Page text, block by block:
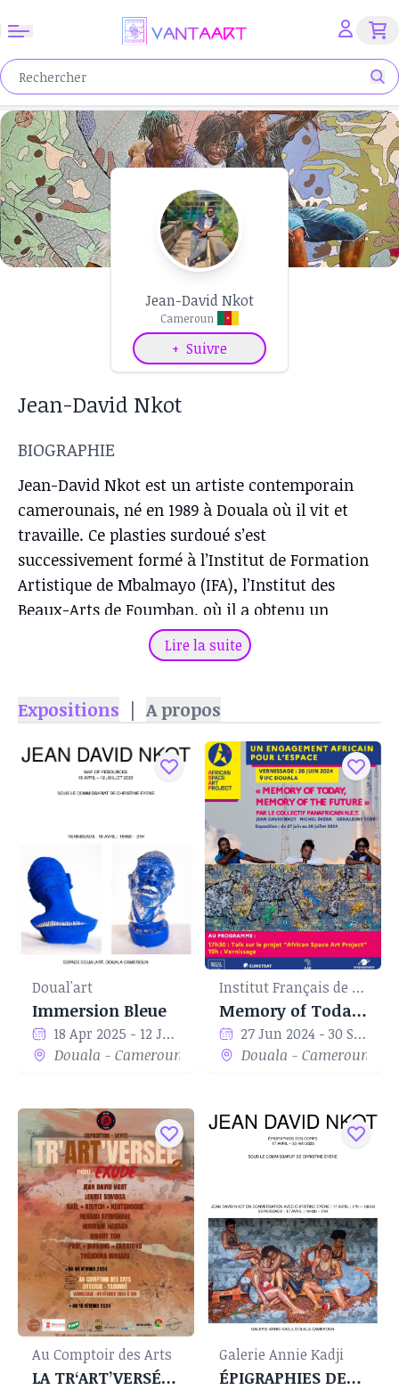
Jean-David Nkot
Cameroun
+ Suivre
Jean-David Nkot
BIOGRAPHIE
Jean-David Nkot est un artiste contemporain
camerounais, né en 1989 à Douala où il vit et
travaille. Ce plasties surdoué s’est
successivement formé à l’Institut de Formation
Artistique de Mbalmayo (IFA), l’Institut des
Beaux-Arts de Foumban, où il a obtenu un
diplôme de dessin/peinture. En 2017, il rejoint le
Post Master « Moving Frontiers » organisé par l’
sur le thème des frontières. Tout au long de sa
plusieurs distinctions artistiques, le consacrant
meilleur sculpteur, installateur et peintre.
Conscient de ce que ses aînés peuvent lui
apporter, il est fréquemment dans les ateliers de
Hervé Youmbi, Salifou LINDOU, Jean Jacques
KANTÉ, Pascal KENFACK, Ruth BELINGA, artistes
plasticiens dont la notoriété est déjà reconnue.
Lire la suite
Expositions | A propos
Doual'art
Immersion Bleue
18 Apr 2025 - 12 Jul 2025
Douala - Cameroun
Institut Français de Douala
Memory of Today, Memory of the Future
27 Jun 2024 - 30 Sep 2024
Douala - Cameroun
Au Comptoir des Arts
LA TR‘ART’VERSÉE 2 : EXODE
Galerie Annie Kadji
ÉPIGRAPHIES DES CORPS